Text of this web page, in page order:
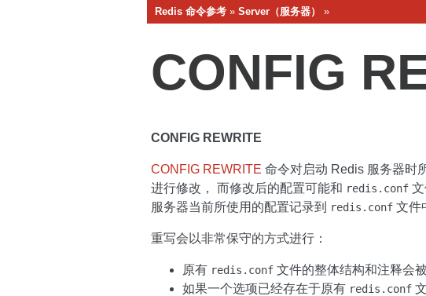
Redis 命令参考 » Server（服务器） »
CONFIG
CONFIG REWRITE
CONFIG REWRITE 命令对启动 Redis 服务器时
进行修改， 而修改后的配置可能和 redis.conf
服务器当前所使用的配置记录到
redis.conf 文件
重写会以非常保守的方式进行：
原有 redis.conf 文件的整体结构和注释会
如果一个选项已经存在于原有 redis.conf